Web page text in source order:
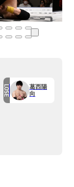
LOSE
葛西陽
向